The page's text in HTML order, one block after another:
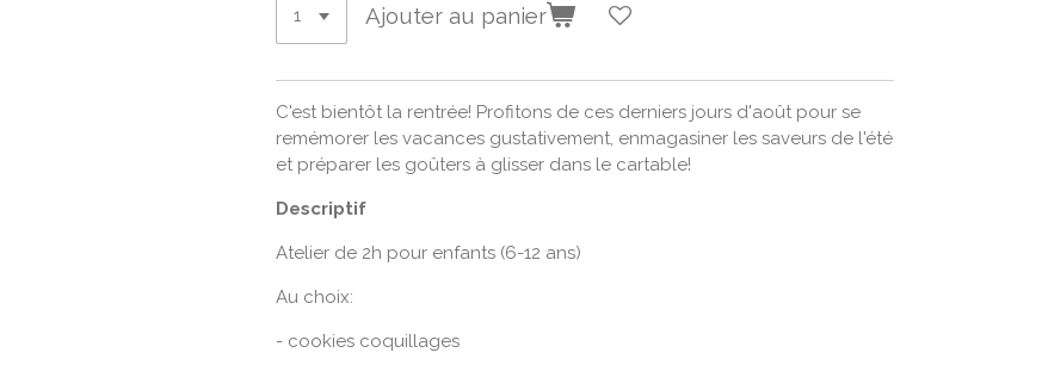
Ajouter au panier
C'est bientôt la rentrée! Profitons de ces derniers jours d'août pour se
remémorer les vacances gustativement, enmagasiner les saveurs de l'été
et préparer les goûters à glisser dans le cartable!
Descriptif
Atelier de 2h pour enfants (6-12 ans)
Au choix:
- cookies coquillages